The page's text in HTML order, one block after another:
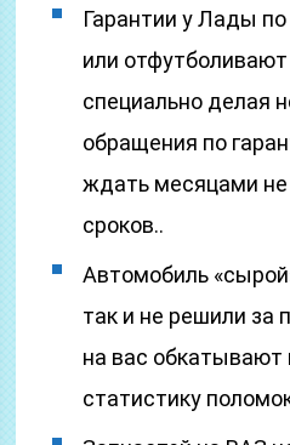
Гарантии у Лады
или отфутболивают
специально делая
обращения по
ждать месяцами не
сроков..
Автомобиль
так и не решили за
на вас обкатывают
статистику